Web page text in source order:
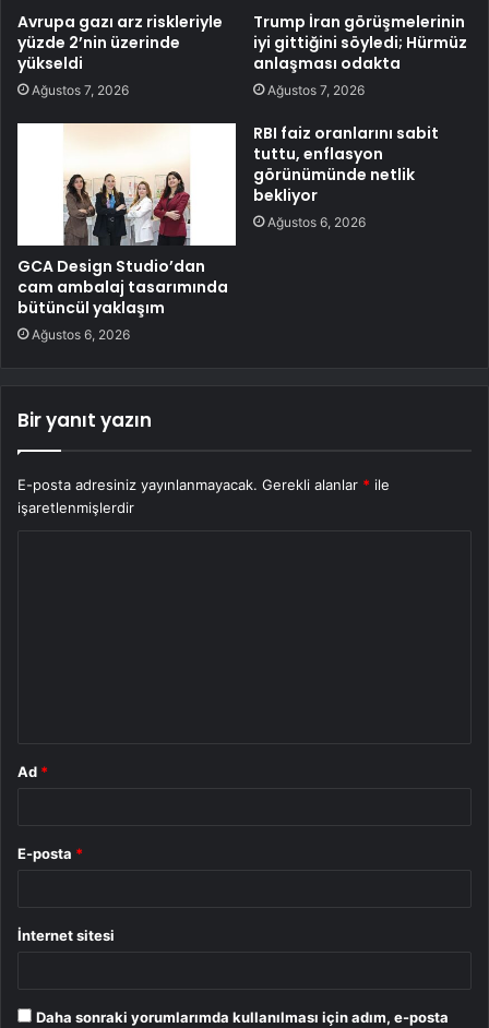
Avrupa gazı arz riskleriyle
yüzde 2’nin üzerinde
yükseldi
Ağustos 7, 2026
Trump İran görüşmelerinin
iyi gittiğini söyledi; Hürmüz
anlaşması odakta
Ağustos 7, 2026
GCA Design Studio’dan
cam ambalaj tasarımında
bütüncül yaklaşım
Ağustos 6, 2026
RBI faiz oranlarını sabit
tuttu, enflasyon
görünümünde netlik
bekliyor
Ağustos 6, 2026
Bir yanıt yazın
E-posta adresiniz yayınlanmayacak. Gerekli alanlar * ile
işaretlenmişlerdir
Ad *
E-posta *
İnternet sitesi
Daha sonraki yorumlarımda kullanılması için adım, e-posta